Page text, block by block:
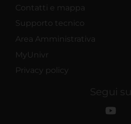
Contatti e mappa
Supporto tecnico
Area Amministrativa
MyUnivr
Privacy policy
Segui su